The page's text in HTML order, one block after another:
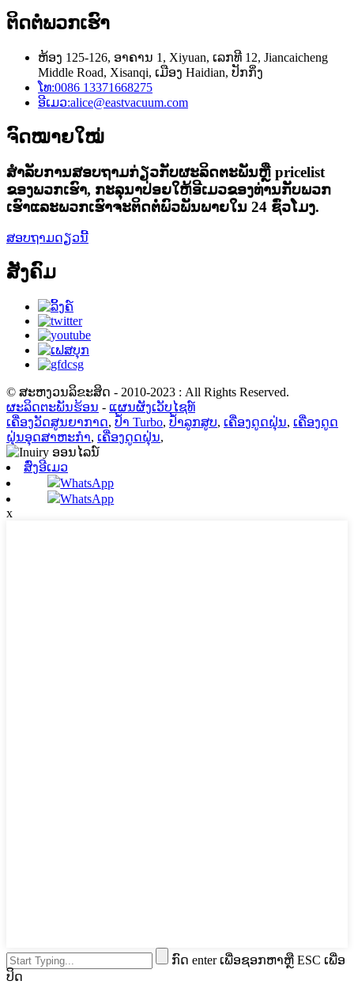
ຕິດ​ຕໍ່​ພວກ​ເຮົາ
ຫ້ອງ 125-126, ອາຄານ 1, Xiyuan, ເລກທີ 12, Jiancaicheng
Middle Road, Xisanqi, ເມືອງ Haidian, ປັກກິ່ງ
ໂທ:0086 13371668275
ອີເມວ:alice@eastvacuum.com
ຈົດໝາຍໃໝ່
ສໍາ​ລັບ​ການ​ສອບ​ຖາມ​ກ່ຽວ​ກັບ​ຜະ​ລິດ​ຕະ​ພັນ​ຫຼື pricelist
ຂອງ​ພວກ​ເຮົາ​, ກະ​ລຸ​ນາ​ປ່ອຍ​ໃຫ້​ອີ​ເມວ​ຂອງ​ທ່ານ​ກັບ​ພວກ​
ເຮົາ​ແລະ​ພວກ​ເຮົາ​ຈະ​ຕິດ​ຕໍ່​ພົວ​ພັນ​ພາຍ​ໃນ 24 ຊົ່ວ​ໂມງ​.
ສອບຖາມດຽວນີ້
ສັງຄົມ
© ສະຫງວນລິຂະສິດ - 2010-2023 : All Rights Reserved.
ຜະລິດຕະພັນຮ້ອນ - ແຜນຜັງເວັບໄຊທ໌
ເຄື່ອງວັດສູນຍາກາດ, ປ້ຳ Turbo, ປ້ຳລູກສູບ, ເຄື່ອງດູດຝຸ່ນ, ເຄື່ອງດູດ
ຝຸ່ນອຸດສາຫະກໍາ, ເຄື່ອງດູດຝຸ່ນ,
ສົ່ງອີເມວ
WhatsApp
WhatsApp
x
ກົດ enter ເພື່ອຊອກຫາຫຼື ESC ເພື່ອ
ປິດ